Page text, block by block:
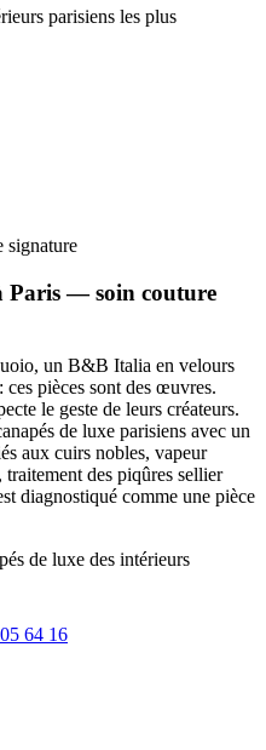
parisiens les plus
signature
Paris — soin couture
un B&B Italia en velours
pièces sont des œuvres.
le geste de leurs créateurs.
de luxe parisiens avec un
aux cuirs nobles, vapeur
des piqûres sellier
diagnostiqué comme une pièce
de luxe des intérieurs
64 16